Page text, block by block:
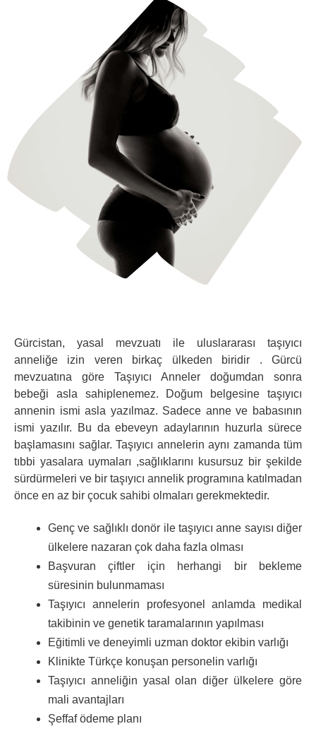
Gürcistan, yasal mevzuatı ile uluslararası taşıyıcı
anneliğe izin veren birkaç ülkeden biridir . Gürcü
mevzuatına göre Taşıyıcı Anneler doğumdan sonra
bebeği asla sahiplenemez. Doğum belgesine taşıyıcı
annenin ismi asla yazılmaz. Sadece anne ve babasının
ismi yazılır. Bu da ebeveyn adaylarının huzurla sürece
başlamasını sağlar. Taşıyıcı annelerin aynı zamanda tüm
tıbbi yasalara uymaları ,sağlıklarını kusursuz bir şekilde
sürdürmeleri ve bir taşıyıcı annelik programına katılmadan
önce en az bir çocuk sahibi olmaları gerekmektedir.
Genç ve sağlıklı donör ile taşıyıcı anne sayısı diğer
ülkelere nazaran çok daha fazla olması
Başvuran çiftler için herhangi bir bekleme
süresinin bulunmaması
Taşıyıcı annelerin profesyonel anlamda medikal
takibinin ve genetik taramalarının yapılması
Eğitimli ve deneyimli uzman doktor ekibin varlığı
Klinikte Türkçe konuşan personelin varlığı
Taşıyıcı anneliğin yasal olan diğer ülkelere göre
mali avantajları
Şeffaf ödeme planı